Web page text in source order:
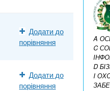
Додати до
порівняння
Додати до
порівняння
A
C
D
I